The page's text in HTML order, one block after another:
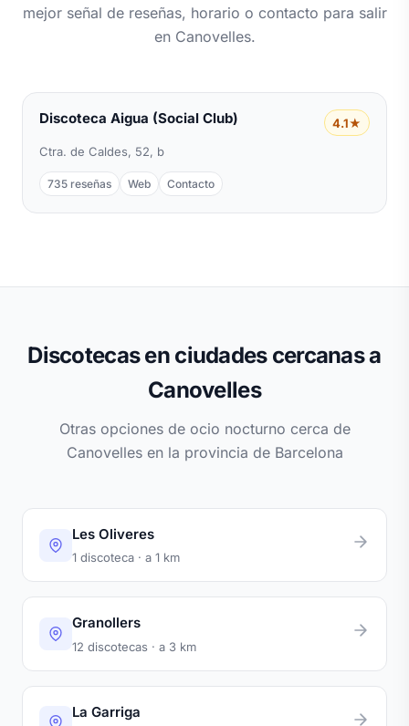
mejor señal de reseñas, horario o contacto para salir
en Canovelles.
Discoteca Aigua (Social Club)
4.1★
Ctra. de Caldes, 52, b
735 reseñas Web Contacto
Discotecas en ciudades cercanas a
Canovelles
Otras opciones de ocio nocturno cerca de
Canovelles en la provincia de Barcelona
Les Oliveres
1 discoteca · a 1 km
Granollers
12 discotecas · a 3 km
La Garriga